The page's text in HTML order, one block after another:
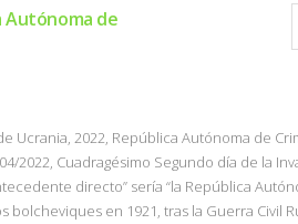
Autónoma de
Ucrania, 2022, República Autónoma de
2022, Cuadragésimo Segundo día de la
directo” sería “la República
en 1921, tras la Guerra Civil